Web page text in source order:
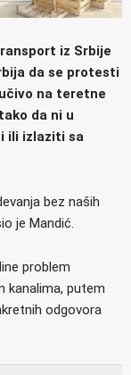
iz Srbije
da se protesti
na teretne
da ni u
ili izlaziti sa
bez naših
je Mandić.
problem
kanalima, putem
odgovora